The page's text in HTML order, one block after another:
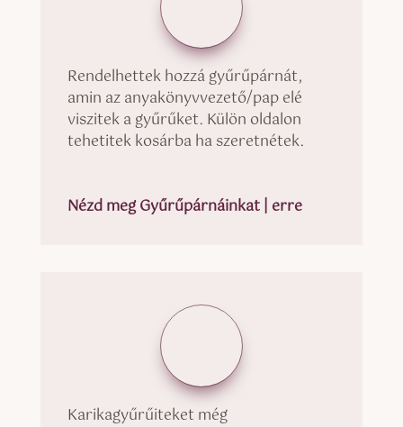
Rendelhettek hozzá gyűrűpárnát,
amin az anyakönyvvezető/pap elé
viszitek a gyűrűket. Külön oldalon
tehetitek kosárba ha szeretnétek.
Nézd meg Gyűrűpárnáinkat | erre
Karikagyűrűiteket még